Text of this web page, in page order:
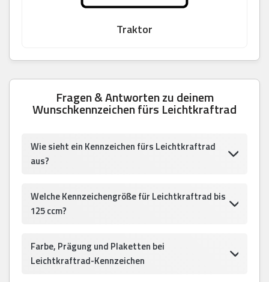
Traktor
Fragen & Antworten zu deinem
Wunschkennzeichen fürs Leichtkraftrad
Wie sieht ein Kennzeichen fürs Leichtkraftrad
aus?
Welche Kennzeichengröße für Leichtkraftrad bis
125 ccm?
Farbe, Prägung und Plaketten bei
Leichtkraftrad-Kennzeichen